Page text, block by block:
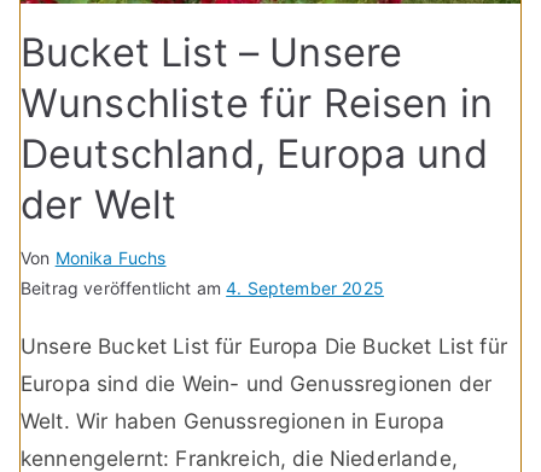
Bucket List – Unsere
Wunschliste für Reisen in
Deutschland, Europa und
der Welt
Von Monika Fuchs
Beitrag veröffentlicht am4. September 2025
Unsere Bucket List für Europa Die Bucket List für
Europa sind die Wein- und Genussregionen der
Welt. Wir haben Genussregionen in Europa
kennengelernt: Frankreich, die Niederlande,